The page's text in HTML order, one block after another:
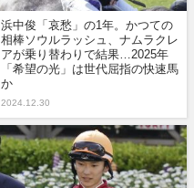
浜中俊「哀愁」の1年。かつての
相棒ソウルラッシュ、ナムラクレ
アが乗り替わりで結果…2025年
「希望の光」は世代屈指の快速馬
か
2024.12.30